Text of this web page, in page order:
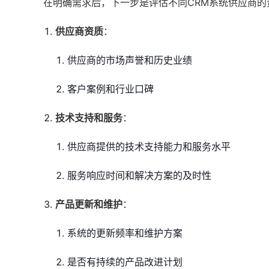
在明确需求后，下一步是评估不同CRM系统供应商
供应商资质：
供应商的市场声誉和历史业绩
客户案例和行业口碑
技术支持和服务：
供应商提供的技术支持能力和服务水平
服务响应时间和解决方案的及时性
产品更新和维护：
系统的更新频率和维护方案
是否有持续的产品改进计划